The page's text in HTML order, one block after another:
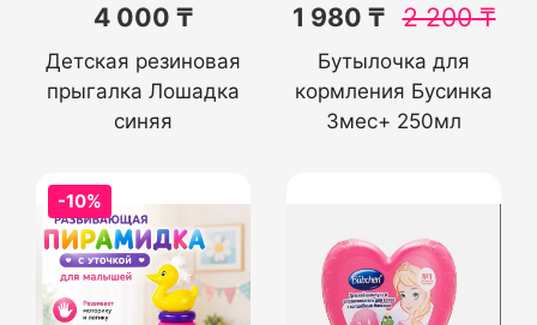
4 000 ₸
Детская резиновая
прыгалка Лошадка
синяя
1 980 ₸ 2 200₸
Бутылочка для
кормления Бусинка
3мес+ 250мл
-10%